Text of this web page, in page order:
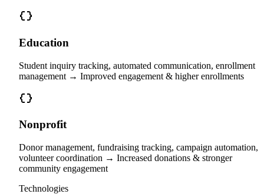
Education
Student inquiry tracking, automated communication, enrollment
management → Improved engagement & higher enrollments
Nonprofit
Donor management, fundraising tracking, campaign automation,
volunteer coordination → Increased donations & stronger
community engagement
Technologies